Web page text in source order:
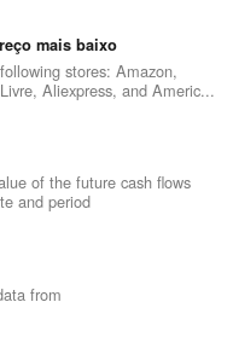
mais baixo
stores: Amazon,
Aliexpress, and Americ...
of the future cash flows
and period
from